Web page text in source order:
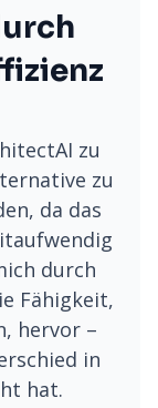
zu
zu
da das
durch
Fähigkeit,
hervor –
in
hat.